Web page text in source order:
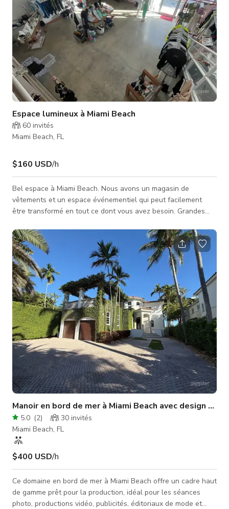
Espace lumineux à Miami Beach
60 invités
Miami Beach, FL
$160 USD/h
Bel espace à Miami Beach. Nous avons un magasin de
vêtements et un espace événementiel qui peut facilement
être transformé en tout ce dont vous avez besoin. Grandes
Manoir en bord de mer à Miami Beach avec design
5.0 (2) 30 invités
Miami Beach, FL
$400 USD/h
Ce domaine en bord de mer à Miami Beach offre un cadre haut
de gamme prêt pour la production, idéal pour les séances
photo, productions vidéo, publicités, éditoriaux de mode et